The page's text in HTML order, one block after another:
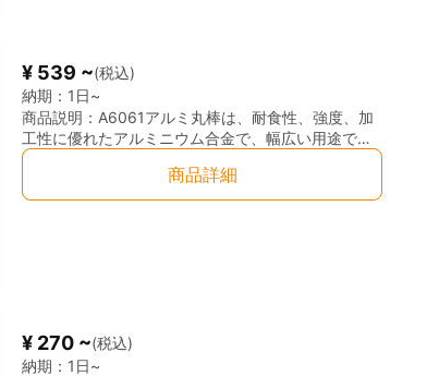
よいアルミ合金の板材となります。
Mn
¥ 539 ~(税込)
納期： 1日~
商品説明： A6061アルミ丸棒は、耐食性、強度、加
工性に優れたアルミニウム合金で、幅広い用途で使
用される人気の高い素材です。特に、航空宇宙、建
築、自動車、電子機器など、精密な強度と軽量化が
求められる分野に最適です。この合金は、溶接性が
ち、過酷な使用環境でも高い耐久性を発揮します。
◎優れた耐食性： 耐腐食性に優れ、湿気や塩水環境
商品詳細
¥ 270 ~(税込)
納期： 1日~